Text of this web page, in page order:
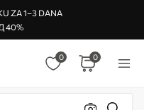
ZA 1–3 DANA
40%
0 0